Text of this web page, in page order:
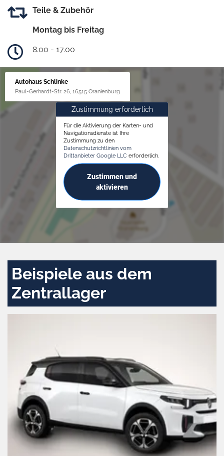
Teile & Zubehör
Montag bis Freitag
8.00 - 17.00
Autohaus Schlinke
Paul-Gerhardt-Str. 26, 16515 Oranienburg
Zustimmung erforderlich
Für die Aktivierung der Karten- und
Navigationsdienste ist Ihre
Zustimmung zu den
Datenschutzrichtlinien vom
Drittanbieter Google LLC erforderlich.
Zustimmen und
aktivieren
Beispiele aus dem
Zentrallager